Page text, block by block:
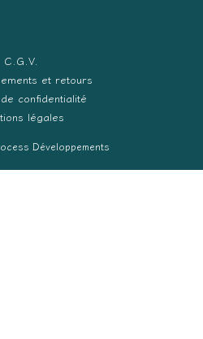
C.G.V.
et retours
confidentialité
légales
Développements